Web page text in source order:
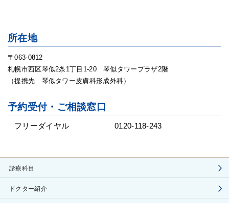
所在地
〒063-0812
札幌市西区琴似2条1丁目1-20 琴似タワープラザ2階
（提携先 琴似タワー皮膚科形成外科）
予約受付・ご相談窓口
フリーダイヤル 0120-118-243
診療科目
ドクター紹介